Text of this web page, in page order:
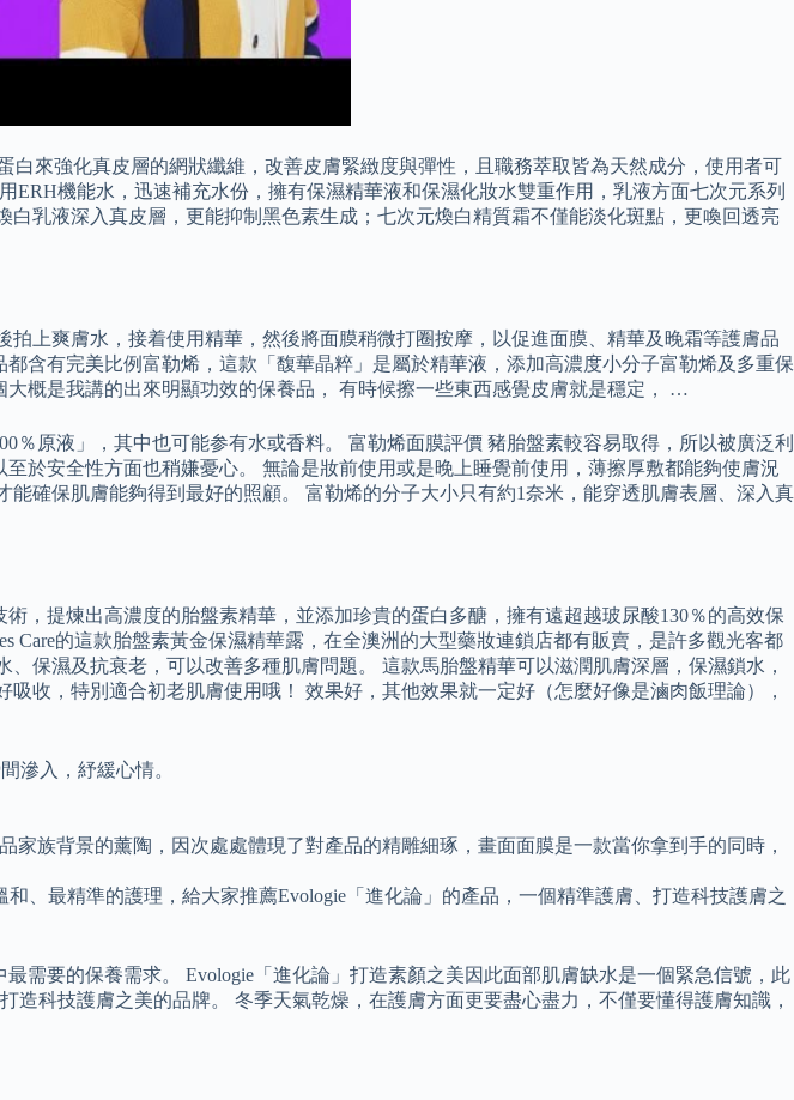
來強化真皮層的網狀纖維，改善皮膚緊緻度與彈性，且職務萃取皆為天然成分，使用者可
機能水，迅速補充水份，擁有保濕精華液和保濕化妝水雙重作用，乳液方面七次元系列
乳液深入真皮層，更能抑制黑色素生成；七次元煥白精質霜不僅能淡化斑點，更喚回透亮
上爽膚水，接着使用精華，然後將面膜稍微打圈按摩，以促進面膜、精華及晚霜等護膚品
含有完美比例富勒烯，這款「馥華晶粹」是屬於精華液，添加高濃度小分子富勒烯及多重保
概是我講的出來明顯功效的保養品， 有時候擦一些東西感覺皮膚就是穩定， …
原液」，其中也可能参有水或香料。 富勒烯面膜評價 豬胎盤素較容易取得，所以被廣泛利
於安全性方面也稍嫌憂心。 無論是妝前使用或是晚上睡覺前使用，薄擦厚敷都能夠使膚況
確保肌膚能夠得到最好的照顧。 富勒烯的分子大小只有約1奈米，能穿透肌膚表層、深入真
，提煉出高濃度的胎盤素精華，並添加珍貴的蛋白多醣，擁有遠超越玻尿酸130％的高效保
的這款胎盤素黃金保濕精華露，在全澳洲的大型藥妝連鎖店都有販賣，是許多觀光客都
保濕及抗衰老，可以改善多種肌膚問題。 這款馬胎盤精華可以滋潤肌膚深層，保濕鎖水，
收，特別適合初老肌膚使用哦！ 效果好，其他效果就一定好（怎麼好像是滷肉飯理論），
滲入，紓緩心情。
族背景的薰陶，因次處處體現了對產品的精雕細琢，畫面面膜是一款當你拿到手的同時，
、最精準的護理，給大家推薦Evologie「進化論」的產品，一個精準護膚、打造科技護膚之
需要的保養需求。 Evologie「進化論」打造素顏之美因此面部肌膚缺水是一個緊急信號，此
科技護膚之美的品牌。 冬季天氣乾燥，在護膚方面更要盡心盡力，不僅要懂得護膚知識，